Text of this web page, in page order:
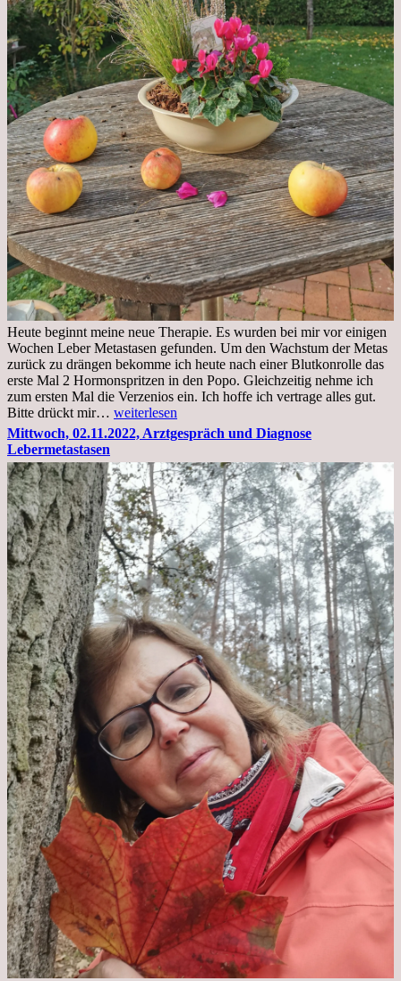
Heute beginnt meine neue Therapie. Es wurden bei mir vor einigen
Wochen Leber Metastasen gefunden. Um den Wachstum der Metas
zurück zu drängen bekomme ich heute nach einer Blutkonrolle das
erste Mal 2 Hormonspritzen in den Popo. Gleichzeitig nehme ich
zum ersten Mal die Verzenios ein. Ich hoffe ich vertrage alles gut.
Bitte drückt mir… Mittwoch,
09.11.2022
weiterlesen
Mittwoch, 02.11.2022, Arztgespräch und Diagnose
Lebermetastasen